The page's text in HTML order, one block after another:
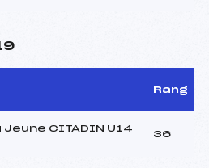
Rang
CITADIN U14
36